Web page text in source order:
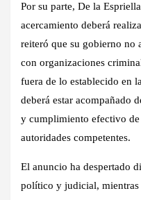
Por su parte, De la
acercamiento deberá
reiteró que su gobierno no
con organizaciones
fuera de lo establecido en
deberá estar acompañado
y cumplimiento efectivo de
autoridades competentes.
El anuncio ha despertado
político y judicial, mientras